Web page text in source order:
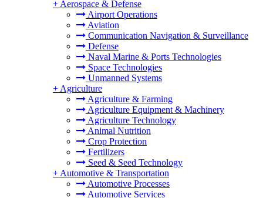
+ Aerospace & Defense
Airport Operations
Aviation
Communication Navigation & Surveillance
Defense
Naval Marine & Ports Technologies
Space Technologies
Unmanned Systems
+ Agriculture
Agriculture & Farming
Agriculture Equipment & Machinery
Agriculture Technology
Animal Nutrition
Crop Protection
Fertilizers
Seed & Seed Technology
+ Automotive & Transportation
Automotive Processes
Automotive Services